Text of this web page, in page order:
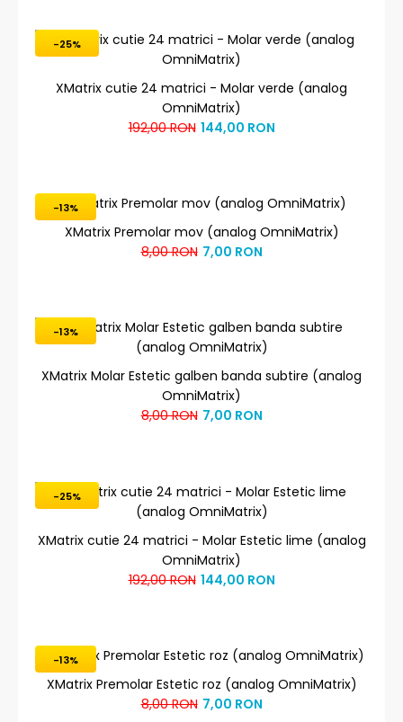
-25%
XMatrix cutie 24 matrici - Molar verde (analog
OmniMatrix)
192,00 RON 144,00 RON
-13%
XMatrix Premolar mov (analog OmniMatrix)
8,00 RON 7,00 RON
-13%
XMatrix Molar Estetic galben banda subtire (analog
OmniMatrix)
8,00 RON 7,00 RON
-25%
XMatrix cutie 24 matrici - Molar Estetic lime (analog
OmniMatrix)
192,00 RON 144,00 RON
-13%
XMatrix Premolar Estetic roz (analog OmniMatrix)
8,00 RON 7,00 RON